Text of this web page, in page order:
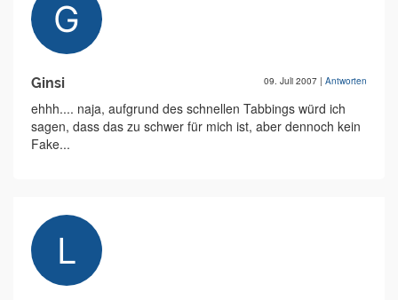
Ginsi 09. Juli 2007 | Antworten
ehhh.... naja, aufgrund des schnellen Tabbings würd ich
sagen, dass das zu schwer für mich ist, aber dennoch kein
Fake...